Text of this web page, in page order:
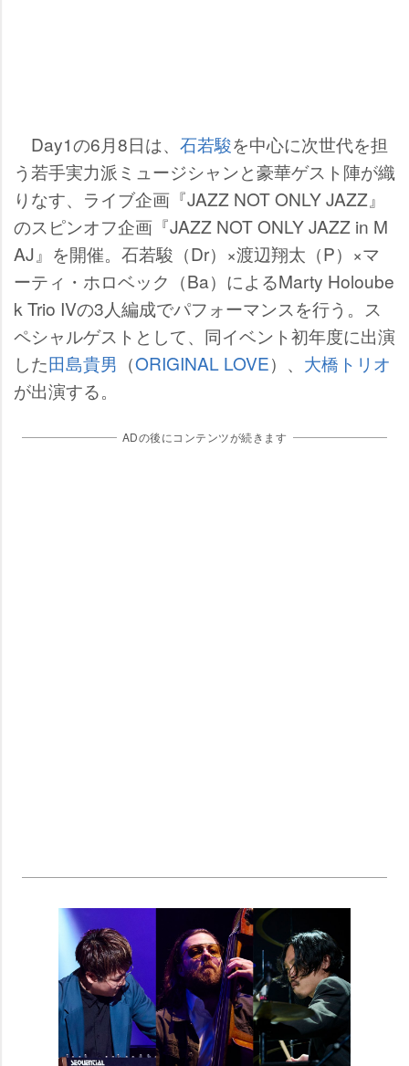
Day1の6月8日は、 石若駿を中心に次世代を担
う若手実力派ミュージシャンと豪華ゲスト陣が織
りなす、ライブ企画『JAZZ NOT ONLY JAZZ』
のスピンオフ企画『JAZZ NOT ONLY JAZZ in M
AJ』を開催。石若駿（Dr）×渡辺翔太（P）×マ
ーティ・ホロベック（Ba）によるMarty Holoube
k Trio IVの3人編成でパフォーマンスを行う。ス
ペシャルゲストとして、同イベント初年度に出演
した田島貴男 （ORIGINAL LOVE）、 大橋トリオ
が出演する。
ADの後にコンテンツが続きます